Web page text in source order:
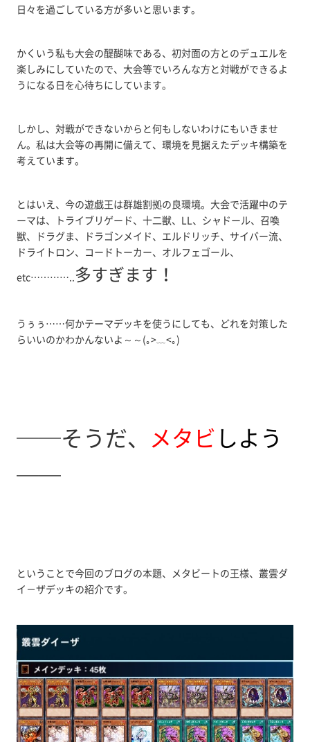
日々を過ごしている方が多いと思います。
かくいう私も大会の醍醐味である、初対面の方とのデュエルを
楽しみにしていたので、大会等でいろんな方と対戦ができるよ
うになる日を心待ちにしています。
しかし、対戦ができないからと何もしないわけにもいきませ
ん。私は大会等の再開に備えて、環境を見据えたデッキ構築を
考えています。
とはいえ、今の遊戯王は群雄割拠の良環境。大会で活躍中のテ
ーマは、トライブリゲード、十二獣、LL、シャドール、召喚
獣、ドラグま、ドラゴンメイド、エルドリッチ、サイバー流、
ドライトロン、コードトーカー、オルフェゴール、
etc…………..多すぎます！
うぅぅ……何かテーマデッキを使うにしても、どれを対策した
らいいのかわかんないよ～～(｡>﹏<｡)
──そうだ、 メタビしよう
──
ということで今回のブログの本題、メタビートの王様、叢雲ダ
イ－ザデッキの紹介です。